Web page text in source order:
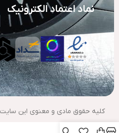
نماد اعتماد الکترونیک
کلیه حقوق مادی و معنوی این